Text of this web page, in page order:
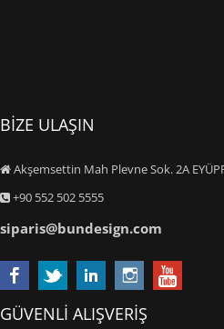
BİZE ULAŞIN
Akşemsettin Mah Plevne Sok. 2A
+90 552 502 5555
siparis@bundesign.com
GÜVENLİ ALIŞVERİŞ